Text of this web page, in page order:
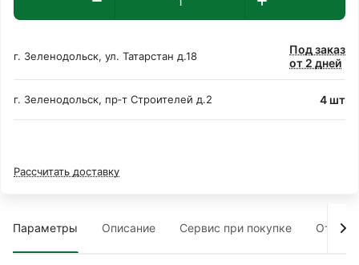
г. Зеленодольск, ул. Татарстан д.18
Под заказ
от 2 дней
г. Зеленодольск, пр‑т Строителей д.2 4 шт
Рассчитать доставку
Параметры Описание Сервис при покупке Отзывы